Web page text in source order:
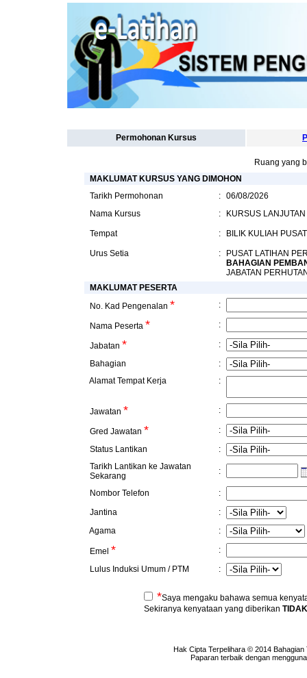
Permohonan Kursus
Ruang yang
MAKLUMAT KURSUS YANG DIMOHON
Tarikh Permohonan
:
06/08/2026
Nama Kursus
: KURSUS
Tempat : BILIK KULIAH
Urus Setia :
PUSAT LATIHAN
BAHAGIAN
JABATAN
MAKLUMAT PESERTA
No. Kad Pengenalan * :
Nama Peserta * :
Jabatan *
:
Bahagian
:
Alamat Tempat Kerja
:
Jawatan * :
Gred Jawatan *
:
Status Lantikan
:
Tarikh Lantikan ke Jawatan
Sekarang
:
Nombor Telefon
:
Jantina
:
Agama
:
Emel *
:
Lulus Induksi Umum / PTM
:
*Saya mengaku bahawa semua
Sekiranya kenyataan yang diberikan
Hak Cipta Terpelihara © 2014
Paparan terbaik dengan